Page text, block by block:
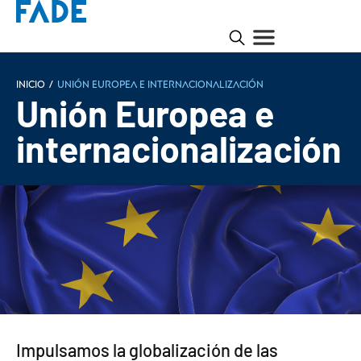
Inicio / Unión Europea e internacionalización
Unión Europea e
internacionalización
Impulsamos la globalización de las